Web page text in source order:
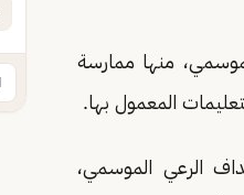
منها ممارسة
المعمول بها.
الرعي الموسمي،